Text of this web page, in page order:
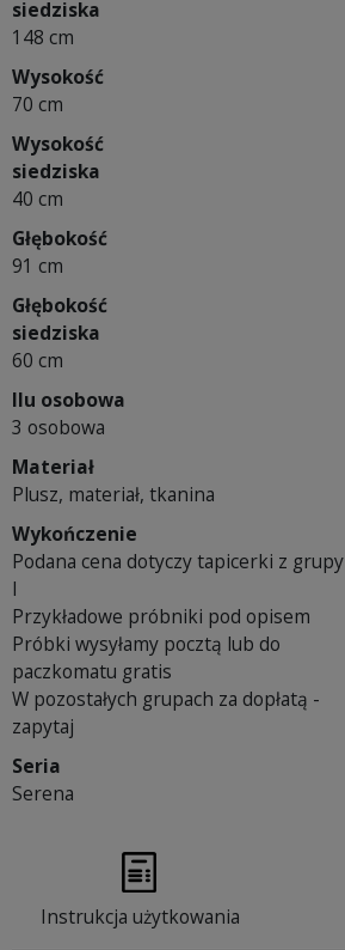
siedziska
148 cm
Wysokość
70 cm
Wysokość
siedziska
40 cm
Głębokość
91 cm
Głębokość
siedziska
60 cm
Ilu osobowa
3 osobowa
Materiał
Plusz, materiał, tkanina
Wykończenie
Podana cena dotyczy tapicerki z grupy
I
Przykładowe próbniki pod opisem
Próbki wysyłamy pocztą lub do
paczkomatu gratis
W pozostałych grupach za dopłatą -
zapytaj
Seria
Serena
Instrukcja użytkowania